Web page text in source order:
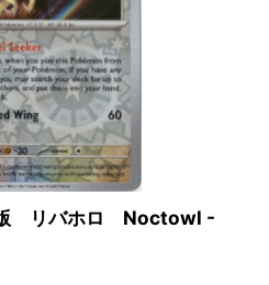
リバホロ Noctowl -